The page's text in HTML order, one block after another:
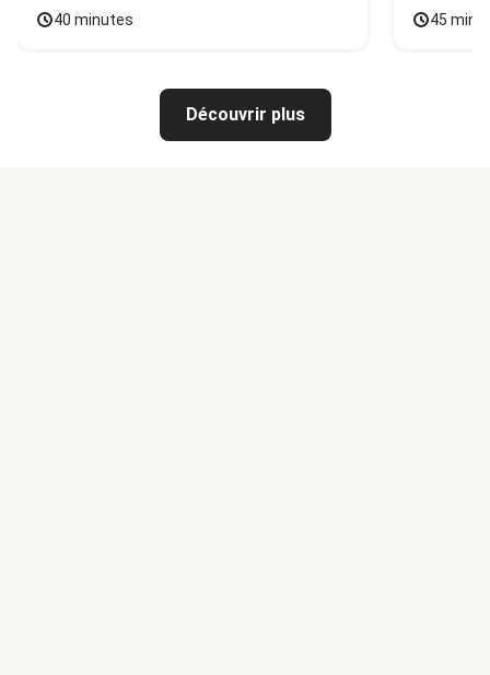
40 minutes 45
Découvrir plus